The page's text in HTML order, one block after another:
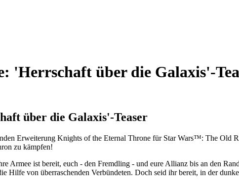
'Herrschaft über die Galaxis'-
über die Galaxis'-Teaser
Erweiterung Knights of the Eternal Throne für Star Wars™: The Old
zu kämpfen!
Armee ist bereit, euch - den Fremdling - und eure Allianz bis an den
Hilfe von überraschenden Verbündeten. Doch seid ihr bereit, in der